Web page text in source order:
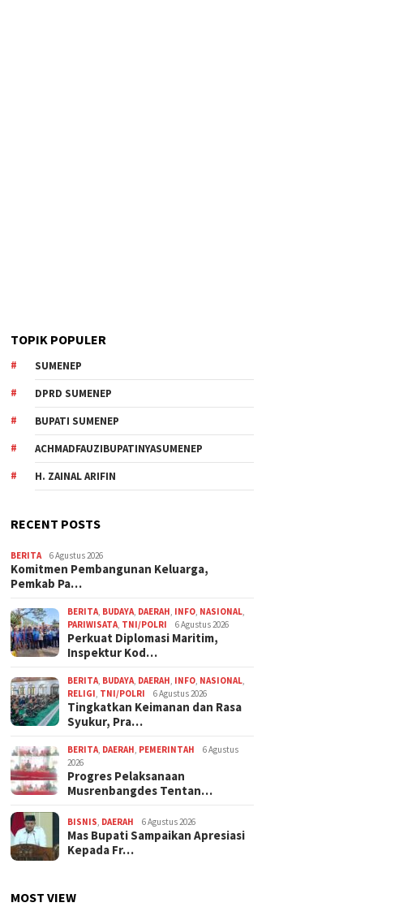
TOPIK POPULER
SUMENEP
DPRD SUMENEP
BUPATI SUMENEP
ACHMADFAUZIBUPATINYASUMENEP
H. ZAINAL ARIFIN
RECENT POSTS
BERITA 6 Agustus 2026
Komitmen Pembangunan Keluarga,
Pemkab Pa…
BERITA, BUDAYA, DAERAH, INFO, NASIONAL,
PARIWISATA, TNI/POLRI 6 Agustus 2026
Perkuat Diplomasi Maritim,
Inspektur Kod…
BERITA, BUDAYA, DAERAH, INFO, NASIONAL,
RELIGI, TNI/POLRI 6 Agustus 2026
Tingkatkan Keimanan dan Rasa
Syukur, Pra…
BERITA, DAERAH, PEMERINTAH
6 Agustus
2026
Progres Pelaksanaan
Musrenbangdes Tentan…
BISNIS, DAERAH 6 Agustus 2026
Mas Bupati Sampaikan Apresiasi
Kepada Fr…
MOST VIEW